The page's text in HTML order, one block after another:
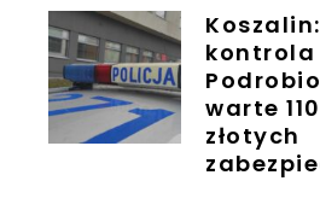
warte
złotych